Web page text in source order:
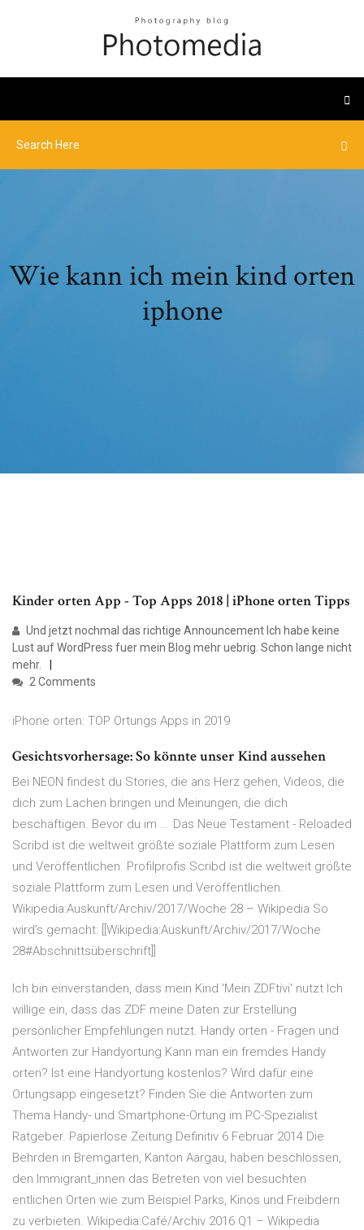
Wie kann ich mein kind orten
iphone
Kinder orten App - Top Apps 2018 | iPhone orten Tipps
Und jetzt nochmal das richtige Announcement Ich habe keine
Lust auf WordPress fuer mein Blog mehr uebrig. Schon lange nicht
mehr.
2 Comments
iPhone orten: TOP Ortungs Apps in 2019
Gesichtsvorhersage: So könnte unser Kind aussehen
Bei NEON findest du Stories, die ans Herz gehen, Videos, die
dich zum Lachen bringen und Meinungen, die dich
beschäftigen. Bevor du im ... Das Neue Testament - Reloaded
Scribd ist die weltweit größte soziale Plattform zum Lesen
und Veröffentlichen. Profilprofis Scribd ist die weltweit größte
soziale Plattform zum Lesen und Veröffentlichen.
Wikipedia:Auskunft/Archiv/2017/Woche 28 – Wikipedia So
wird’s gemacht: [[Wikipedia:Auskunft/Archiv/2017/Woche
28#Abschnittsüberschrift]]
Ich bin einverstanden, dass mein Kind 'Mein ZDFtivi' nutzt Ich
willige ein, dass das ZDF meine Daten zur Erstellung
persönlicher Empfehlungen nutzt. Handy orten - Fragen und
Antworten zur Handyortung Kann man ein fremdes Handy
orten? Ist eine Handyortung kostenlos? Wird dafür eine
Ortungsapp eingesetzt? Finden Sie die Antworten zum
Thema Handy- und Smartphone-Ortung im PC-Spezialist
Ratgeber. Papierlose Zeitung Definitiv 6 Februar 2014 Die
Behrden in Bremgarten, Kanton Aargau, haben beschlossen,
den Immigrant_innen das Betreten von viel besuchten
entlichen Orten wie zum Beispiel Parks, Kinos und Freibdern
zu verbieten. Wikipedia:Café/Archiv 2016 Q1 – Wikipedia